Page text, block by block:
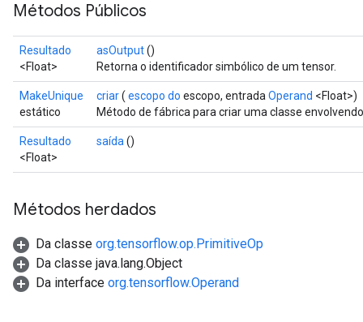
Métodos Públicos
Resultado
<Float>
asOutput()
Retorna o identificador simbólico de um tensor.
MakeUnique
estático
criar( escopo do escopo, entrada Operand <Float>)
Método de fábrica para criar uma classe
Resultado
<Float>
saída ()
Métodos herdados
Da classe org.tensorflow.op.PrimitiveOp
Da classe java.lang.Object
Da interface org.tensorflow.Operand